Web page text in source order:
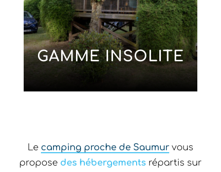
GAMME INSOLITE
Le camping proche de Saumur vous
propose des hébergements répartis sur